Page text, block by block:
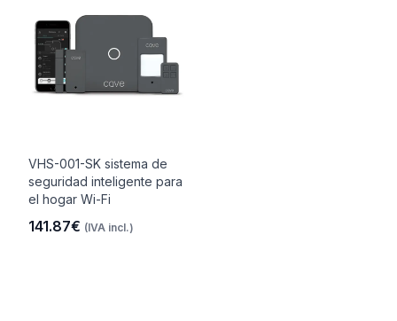
VHS-001-SK sistema de
seguridad inteligente para
el hogar Wi-Fi
141.87€ (IVA incl.)